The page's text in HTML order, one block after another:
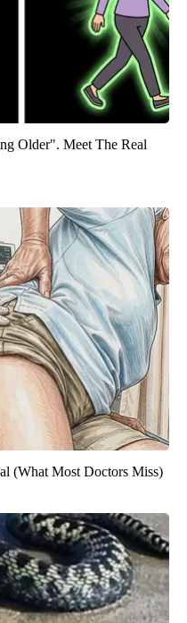
Older". Meet The Real
(What Most Doctors Miss)